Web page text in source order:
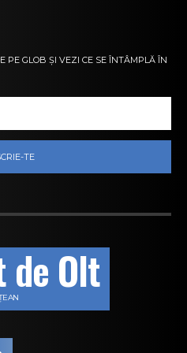
PE GLOB ȘI VEZI CE SE ÎNTÂMPLĂ ÎN
TE
de Olt